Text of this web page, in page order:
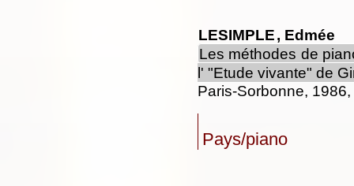
LESIMPLE, Edmée
Les méthodes de
l' "Etude vivante" de
Paris-Sorbonne,
Pays/piano